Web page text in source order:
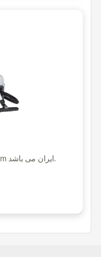
دستگاه EV1P از برند Ebrahim ایران می باشد.